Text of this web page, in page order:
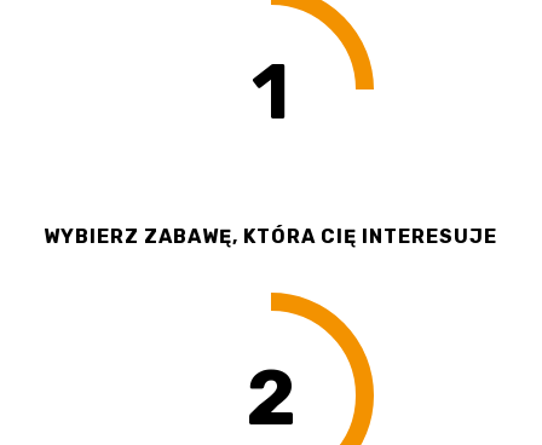
1
WYBIERZ ZABAWĘ, KTÓRA CIĘ INTERESUJE
2